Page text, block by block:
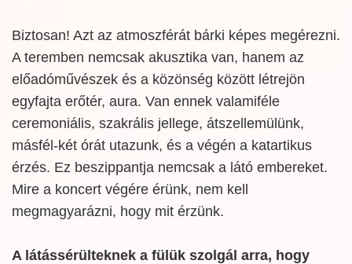
Biztosan! Azt az atmoszférát bárki képes megérezni.
A teremben nemcsak akusztika van, hanem az
előadóművészek és a közönség között létrejön
egyfajta erőtér, aura. Van ennek valamiféle
ceremoniális, szakrális jellege, átszellemülünk,
másfél-két órát utazunk, és a végén a katartikus
érzés. Ez beszippantja nemcsak a látó embereket.
Mire a koncert végére érünk, nem kell
megmagyarázni, hogy mit érzünk.
A látássérülteknek a fülük szolgál arra, hogy